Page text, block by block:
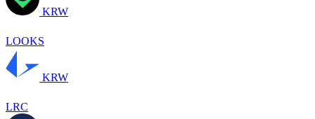
KRW
LOOKS
KRW
LRC